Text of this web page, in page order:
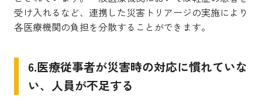
受け入れるなど、連携した災害トリアージの実施により
各医療機関の負担を分散することができます。
6.医療従事者が災害時の対応に慣れていな
い、人員が不足する